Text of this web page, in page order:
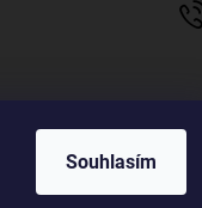
Souhlasím